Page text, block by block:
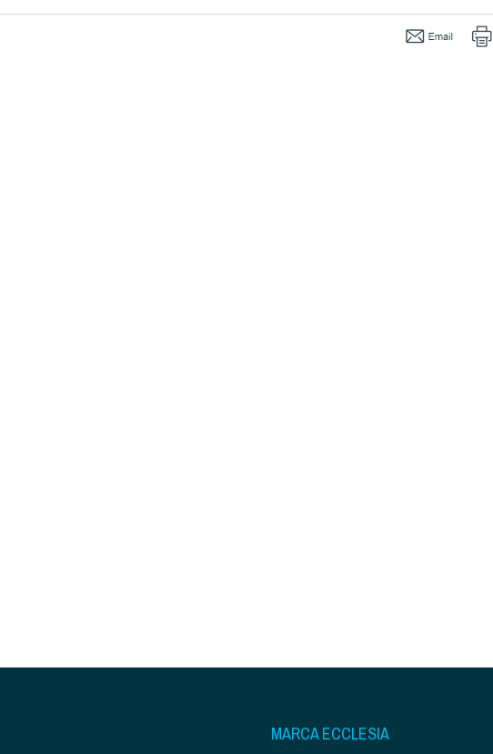
MARCA ECCLESIA